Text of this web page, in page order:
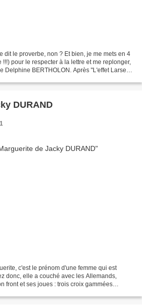
dit le proverbe, non ? Et bien, je me mets en 4
pour le respecter à la lettre et me replonger,
Delphine BERTHOLON. Après "L'effet Larsen"
DURAND
c'est le prénom d'une femme qui est
donc, elle a couché avec les Allemands,
front et ses joues : trois croix gammées